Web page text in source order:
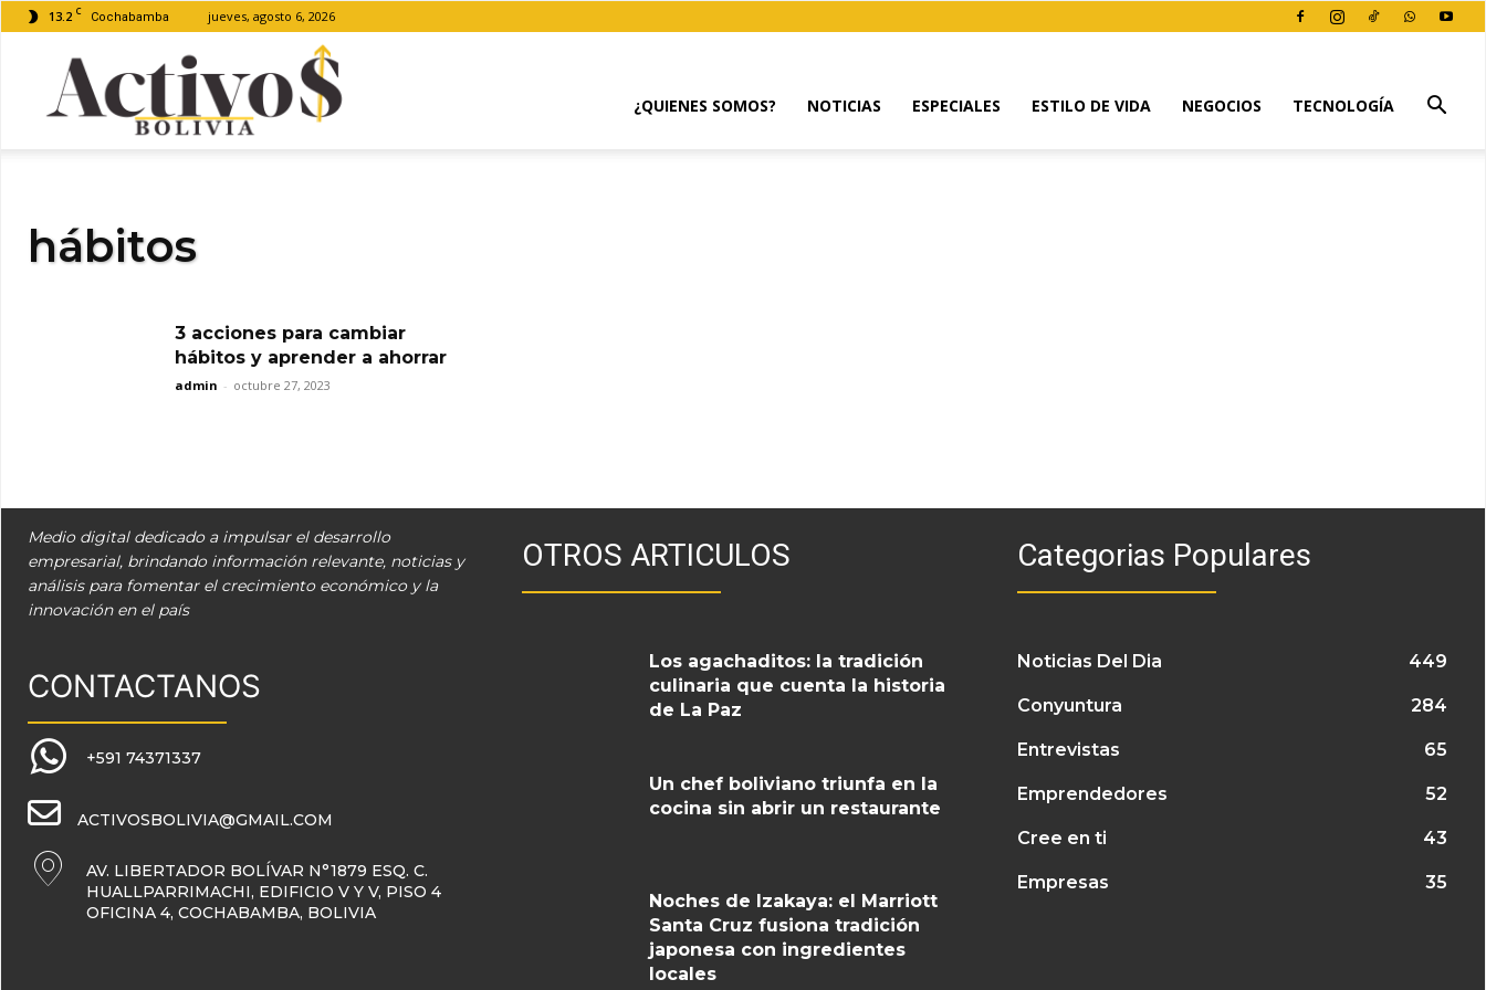
13.2 C Cochabamba jueves, agosto 6, 2026
¿QUIENES SOMOS? NOTICIAS ESPECIALES ESTILO DE VIDA NEGOCIOS TECNOLOGÍA
hábitos
3 acciones para cambiar
hábitos y aprender a ahorrar
admin - octubre 27, 2023
Medio digital dedicado a impulsar el desarrollo
empresarial, brindando información relevante, noticias y
análisis para fomentar el crecimiento económico y la
innovación en el país
CONTACTANOS
+591 74371337
ACTIVOSBOLIVIA@GMAIL.COM
AV. LIBERTADOR BOLÍVAR N°1879 ESQ. C.
HUALLPARRIMACHI, EDIFICIO V Y V, PISO 4
OFICINA 4, COCHABAMBA, BOLIVIA
OTROS ARTICULOS
Los agachaditos: la tradición
culinaria que cuenta la historia
de La Paz
Un chef boliviano triunfa en la
cocina sin abrir un restaurante
Noches de Izakaya: el Marriott
Santa Cruz fusiona tradición
japonesa con ingredientes
locales
Categorias Populares
Noticias Del Dia 449
Conyuntura 284
Entrevistas 65
Emprendedores 52
Cree en ti 43
Empresas 35